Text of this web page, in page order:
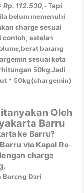
Rp. 112.500,-Tapi
belum memenuhi
charge sesuai
contoh, setelah
barang
sesuai kota
50kg Jadi
* 50kg(chargemin)
Oleh
Barru
ke Barru?
via Kapal Ro-
charge
Barang Dari